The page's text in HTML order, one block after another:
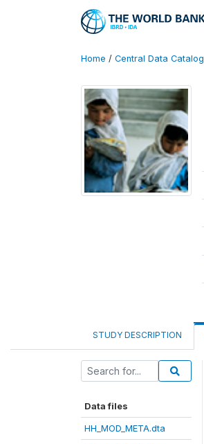
Home / Central Data Catalog
STUDY DESCRIPTION
Data files
HH_MOD_META.dta